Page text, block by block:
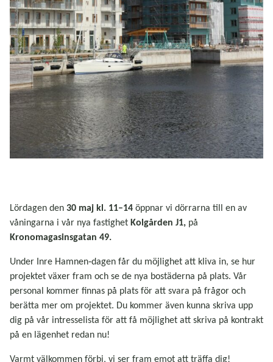
Lördagen den 30 maj kl. 11–14 öppnar vi dörrarna till en av
våningarna i vår nya fastighet Kolgården J1, på
Kronomagasinsgatan 49.
Under Inre Hamnen‑dagen får du möjlighet att kliva in, se hur
projektet växer fram och se de nya bostäderna på plats. Vår
personal kommer finnas på plats för att svara på frågor och
berätta mer om projektet. Du kommer även kunna skriva upp
dig på vår intresselista för att få möjlighet att skriva på kontrakt
på en lägenhet redan nu!
Varmt välkommen förbi, vi ser fram emot att träffa dig!